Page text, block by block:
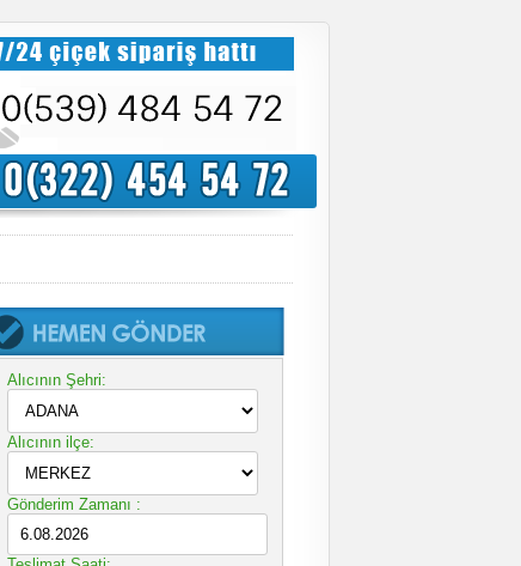
Alıcının Şehri:
Alıcının ilçe:
Gönderim Zamanı :